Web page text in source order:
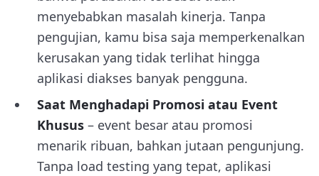
menyebabkan masalah kinerja. Tanpa
pengujian, kamu bisa saja memperkenalkan
kerusakan yang tidak terlihat hingga
aplikasi diakses banyak pengguna.
Saat Menghadapi Promosi atau Event
Khusus – event besar atau promosi
menarik ribuan, bahkan jutaan pengunjung.
Tanpa load testing yang tepat, aplikasi